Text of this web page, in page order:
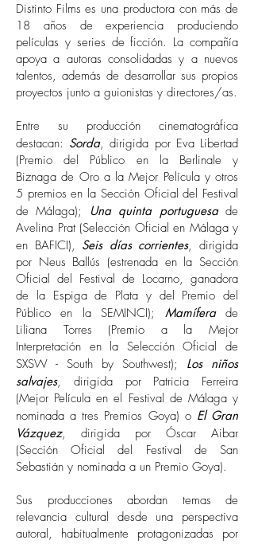
Distinto Films es una productora con más de
18 años de experiencia produciendo
películas y series de ficción. La compañía
apoya a autoras consolidadas y a nuevos
talentos, además de desarrollar sus propios
proyectos junto a guionistas y directores/as.
Entre su producción cinematográfica
destacan: Sorda, dirigida por Eva Libertad
(Premio del Público en la Berlinale y
Biznaga de Oro a la Mejor Película y otros
5 premios en la Sección Oficial del Festival
de Málaga);
Una quinta portuguesade
Avelina Prat (Selección Oficial en Málaga y
en BAFICI), Seis días corrientes, dirigida
por Neus Ballús (estrenada en la Sección
Oficial del Festival de Locarno, ganadora
de la Espiga de Plata y del Premio del
Público en la SEMINCI); Mamíferade
Liliana Torres (Premio a la Mejor
Interpretación en la Selección Oficial de
SXSW - South by Southwest); Los niños
salvajes, dirigida por Patricia Ferreira
(Mejor Película en el Festival de Málaga y
nominada a tres Premios Goya) o El Gran
Vázquez, dirigida por Óscar Aibar
(Sección Oficial del Festival de San
Sebastián y nominada a un Premio Goya).
Sus producciones abordan temas de
relevancia cultural desde una perspectiva
autoral, habitualmente protagonizadas por